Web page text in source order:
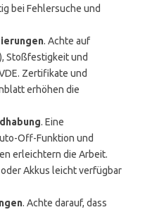
bei Fehlersuche und
. Achte auf
Stoßfestigkeit und
Zertifikate und
erhöhen die
. Eine
Off-Funktion und
erleichtern die Arbeit.
Akkus leicht verfügbar
. Achte darauf, dass